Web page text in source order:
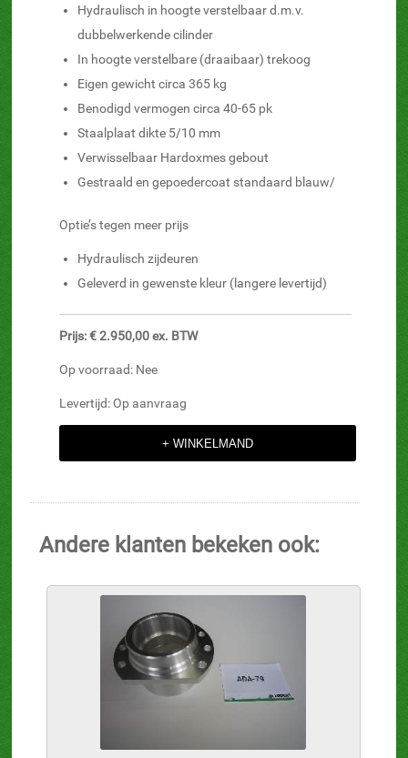
Hydraulisch in hoogte verstelbaar d.m.v.
dubbelwerkende cilinder
In hoogte verstelbare (draaibaar) trekoog
Eigen gewicht circa 365 kg
Benodigd vermogen circa 40-65 pk
Staalplaat dikte 5/10 mm
Verwisselbaar Hardoxmes gebout
Gestraald en gepoedercoat standaard blauw/
Optie’s tegen meer prijs
Hydraulisch zijdeuren
Geleverd in gewenste kleur (langere levertijd)
Prijs: € 2.950,00 ex. BTW
Op voorraad: Nee
Levertijd: Op aanvraag
Andere klanten bekeken ook: